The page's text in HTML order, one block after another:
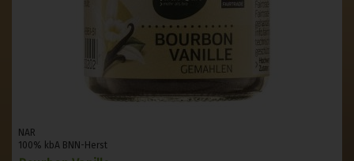
NAR
100% kbA BNN-Herst